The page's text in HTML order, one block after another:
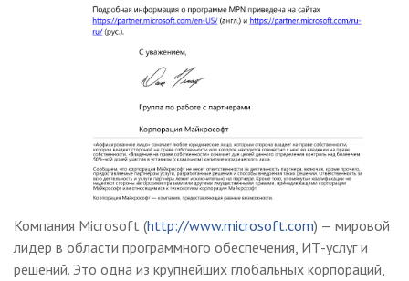
Компания Microsoft (http://www.microsoft.com) — мировой
лидер в области программного обеспечения, ИТ-услуг и
решений. Это одна из крупнейших глобальных корпораций,